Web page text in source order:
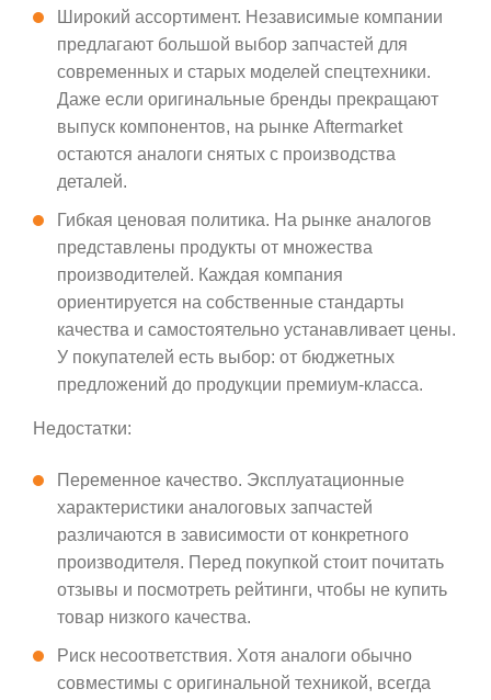
Широкий ассортимент. Независимые компании
предлагают большой выбор запчастей для
современных и старых моделей спецтехники.
Даже если оригинальные бренды прекращают
выпуск компонентов, на рынке Aftermarket
остаются аналоги снятых с производства
деталей.
Гибкая ценовая политика. На рынке аналогов
представлены продукты от множества
производителей. Каждая компания
ориентируется на собственные стандарты
качества и самостоятельно устанавливает цены.
У покупателей есть выбор: от бюджетных
предложений до продукции премиум-класса.
Недостатки:
Переменное качество. Эксплуатационные
характеристики аналоговых запчастей
различаются в зависимости от конкретного
производителя. Перед покупкой стоит почитать
отзывы и посмотреть рейтинги, чтобы не купить
товар низкого качества.
Риск несоответствия. Хотя аналоги обычно
совместимы с оригинальной техникой, всегда